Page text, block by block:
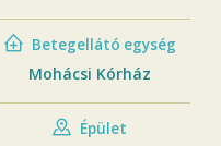
Betegellátó egység
Mohácsi Kórház
Épület